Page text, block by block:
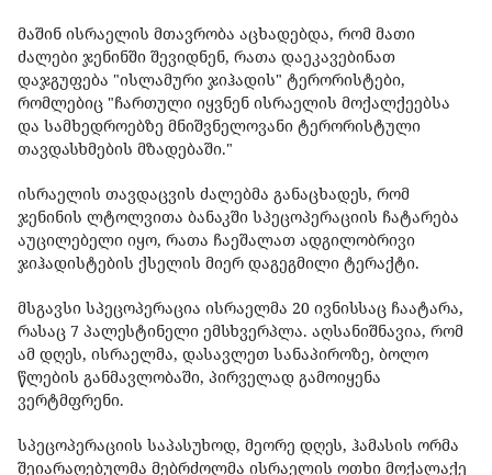
მაშინ ისრაელის მთავრობა აცხადებდა, რომ მათი
ძალები ჯენინში შევიდნენ, რათა დაეკავებინათ
დაჯგუფება "ისლამური ჯიჰადის" ტერორისტები,
რომლებიც "ჩართული იყვნენ ისრაელის მოქალქეებსა
და სამხედროებზე მნიშვნელოვანი ტერორისტული
თავდასხმების მზადებაში."
ისრაელის თავდაცვის ძალებმა განაცხადეს, რომ
ჯენინის ლტოლვითა ბანაკში სპეცოპერაციის ჩატარება
აუცილებელი იყო, რათა ჩაეშალათ ადგილობრივი
ჯიჰადისტების ქსელის მიერ დაგეგმილი ტერაქტი.
მსგავსი სპეცოპერაცია ისრაელმა 20 ივნისსაც ჩაატარა,
რასაც 7 პალესტინელი ემსხვერპლა. აღსანიშნავია, რომ
ამ დღეს, ისრაელმა, დასავლეთ სანაპიროზე, ბოლო
წლების განმავლობაში, პირველად გამოიყენა
ვერტმფრენი.
სპეცოპერაციის საპასუხოდ, მეორე დღეს, ჰამასის ორმა
შეიარაღებულმა მებრძოლმა ისრაელის ოთხი მოქალაქე